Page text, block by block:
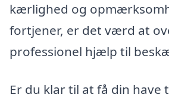
kærlighed og
fortjener, er det værd at
professionel hjælp til
Er du klar til at få din have